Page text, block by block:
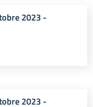
2023 -
2023 -